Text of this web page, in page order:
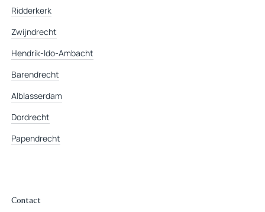
Ridderkerk
Zwijndrecht
Hendrik-Ido-Ambacht
Barendrecht
Alblasserdam
Dordrecht
Papendrecht
Contact